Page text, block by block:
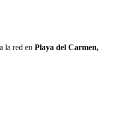
la red en Playa del Carmen,